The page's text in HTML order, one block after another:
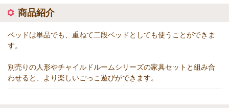
商品紹介
ベッドは単品でも、重ねて二段ベッドとしても使うことができま
す。
別売りの人形やチャイルドルームシリーズの家具セットと組み合
わせると、より楽しいごっこ遊びができます。